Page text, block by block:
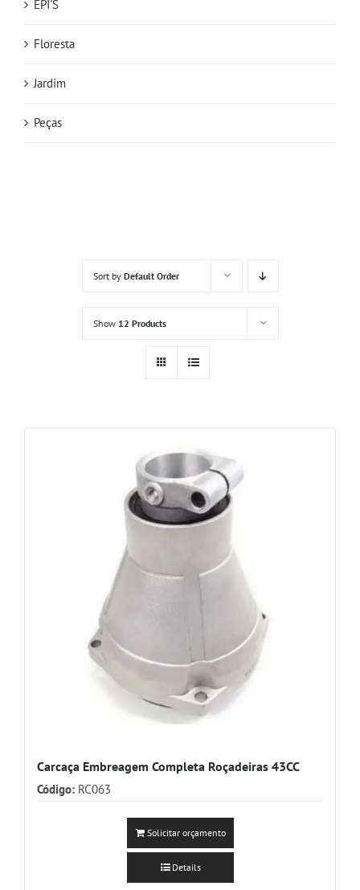
Sort by Default Order
Show 12 Products
Carcaça Embreagem Completa Roçadeiras 43CC
Código: RC063
Solicitar orçamento
Details
EPI'S
Floresta
Jardim
Peças